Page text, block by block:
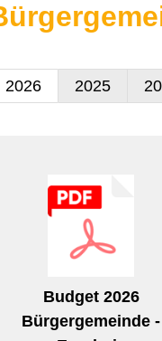
2026 2025
Budget 2026
Bürgergemeinde -